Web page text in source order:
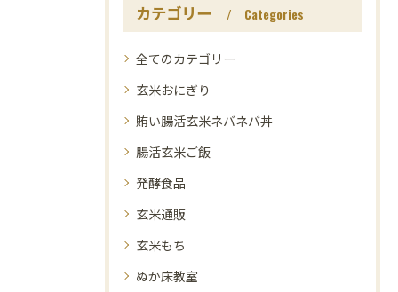
カテゴリー Categories
全てのカテゴリー
玄米おにぎり
賄い腸活玄米ネバネバ丼
腸活玄米ご飯
発酵食品
玄米通販
玄米もち
ぬか床教室